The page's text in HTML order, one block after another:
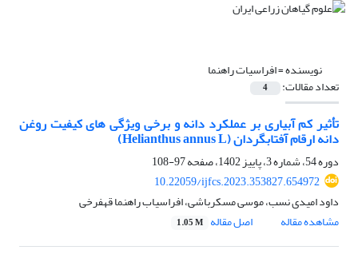
نویسنده =افراسیات راهنما
تعداد مقالات: 4
تأثیر کم ‏آبیاری بر عملکرد دانه و برخی ویژگی‏ های کیفیت روغن
دانه ارقام آفتابگردان (Helianthus annus L)
دوره 54، شماره 3، پاییز 1402، صفحه
97-108
10.22059/ijfcs.2023.353827.654972
داود امیدی نسب، موسی مسکرباشی، افراسیاب راهنما قهفرخی
مشاهده مقاله
اصل مقاله 1.05 M